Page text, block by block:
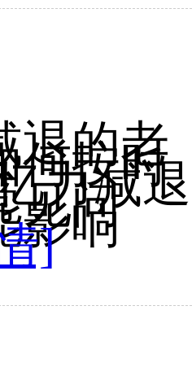
退的老
何按时
力减退
见问
影响
]